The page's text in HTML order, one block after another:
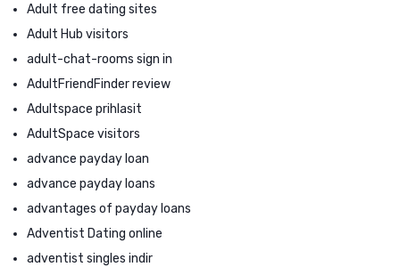
Adult free dating sites
Adult Hub visitors
adult-chat-rooms sign in
AdultFriendFinder review
Adultspace prihlasit
AdultSpace visitors
advance payday loan
advance payday loans
advantages of payday loans
Adventist Dating online
adventist singles indir